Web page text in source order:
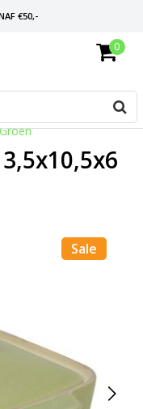
€50,-
BEDENKTIJD
0
Sale